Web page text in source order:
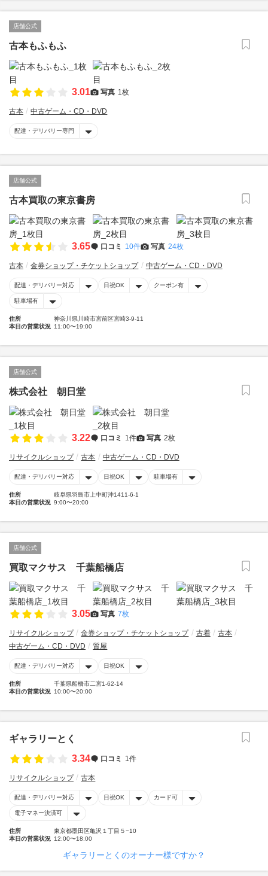
店舗公式
古本もふもふ
3.01 写真 1枚
古本 中古ゲーム・CD・DVD
配達・デリバリー専門
店舗公式
古本買取の東京書房
3.65 口コミ 10件 写真 24枚
古本 金券ショップ・チケットショップ 中古ゲーム・CD・DVD
配達・デリバリー対応 日祝OK クーポン有
駐車場有
住所
神奈川県川崎市宮前区宮崎3-9-11
本日の営業状況 11:00〜19:00
店舗公式
株式会社 朝日堂
3.22 口コミ 1件 写真 2枚
リサイクルショップ 古本 中古ゲーム・CD・DVD
配達・デリバリー対応 日祝OK 駐車場有
住所
岐阜県羽島市上中町沖1411-6-1
本日の営業状況 9:00〜20:00
店舗公式
買取マクサス 千葉船橋店
3.05 写真 7枚
リサイクルショップ 金券ショップ・チケットショップ 古着
古本
中古ゲーム・CD・DVD
質屋
配達・デリバリー対応 日祝OK
住所
千葉県船橋市二宮1-62-14
本日の営業状況 10:00〜20:00
ギャラリーとく
3.34
口コミ 1件
リサイクルショップ 古本
配達・デリバリー対応 日祝OK カード可
電子マネー決済可
住所
東京都墨田区亀沢１丁目５−10
本日の営業状況 12:00〜18:00
ギャラリーとくのオーナー様ですか？